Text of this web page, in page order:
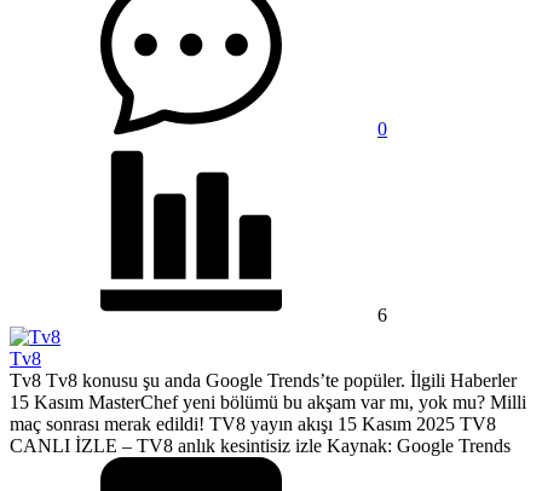
0
6
Tv8
Tv8 Tv8 konusu şu anda Google Trends’te popüler. İlgili Haberler
15 Kasım MasterChef yeni bölümü bu akşam var mı, yok mu? Milli
maç sonrası merak edildi! TV8 yayın akışı 15 Kasım 2025 TV8
CANLI İZLE – TV8 anlık kesintisiz izle Kaynak: Google Trends